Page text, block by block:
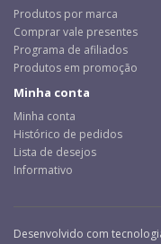
Produtos por marca
Comprar vale presentes
Programa de afiliados
Produtos em promoção
Minha conta
Minha conta
Histórico de pedidos
Lista de desejos
Informativo
Desenvolvido com